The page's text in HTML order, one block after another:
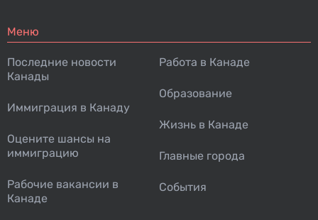
Меню
Последние новости
Канады
Иммиграция в Канаду
Оцените шансы на
иммиграцию
Рабочие вакансии в
Канаде
Работа в Канаде
Образование
Жизнь в Канаде
Главные города
События